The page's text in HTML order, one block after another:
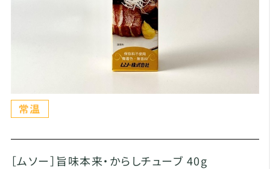
［ムソー］旨味本来・からしチューブ 40g